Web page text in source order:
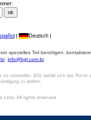
| Deutsch |
spezielles Teil benötigen,
info@bgl.com.br
vermeiden. BGL behält sich das Recht
zu ändern.
All rights reserved.